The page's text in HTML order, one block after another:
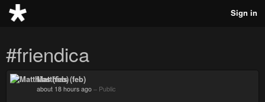
Sign in
#friendica
Matthias (feb)
about 18 hours ago – Public